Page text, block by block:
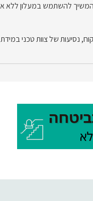
להשתמש במעלון ללא
נסיעות של צוות טכני